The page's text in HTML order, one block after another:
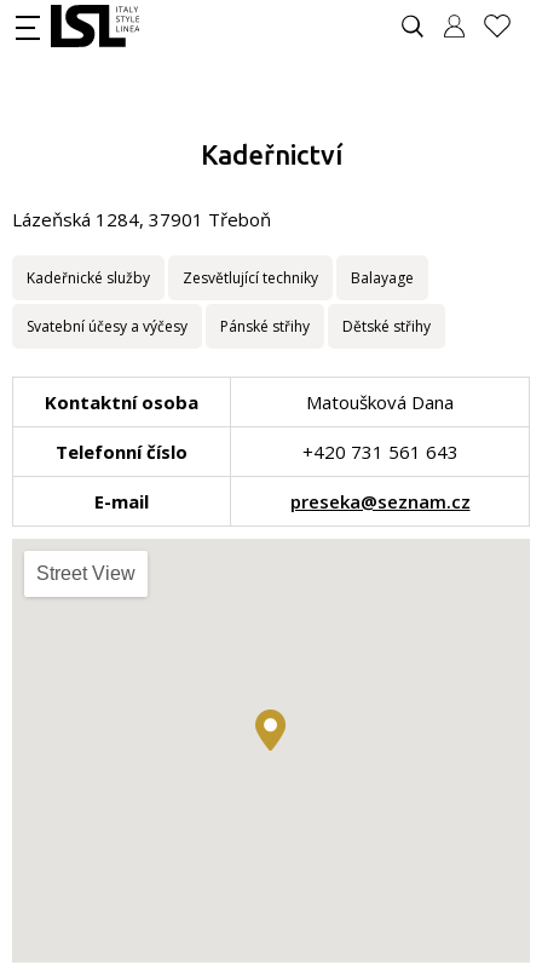
Kadeřnictví
Lázeňská 1284, 37901 Třeboň
Kadeřnické služby Zesvětlující techniky Balayage
Svatební účesy a výčesy Pánské střihy Dětské střihy
Kontaktní osoba Matoušková Dana
Telefonní číslo +420 731 561 643
E-mail preseka@seznam.cz
Street View